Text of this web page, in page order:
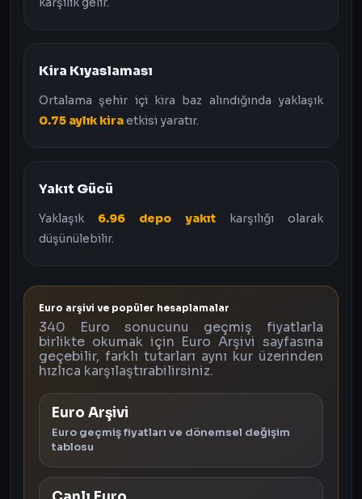
Kira Kıyaslaması
Ortalama şehir içi kira baz alındığında yaklaşık
0.75 aylık kiraetkisi yaratır.
Yakıt Gücü
Yaklaşık 6.96 depo yakıtkarşılığı olarak
düşünülebilir.
Euro arşivi ve popüler hesaplamalar
340 Euro sonucunu geçmiş fiyatlarla
birlikte okumak için Euro Arşivi sayfasına
geçebilir, farklı tutarları aynı kur üzerinden
hızlıca karşılaştırabilirsiniz.
Euro Arşivi
Euro geçmiş fiyatları ve dönemsel değişim
tablosu